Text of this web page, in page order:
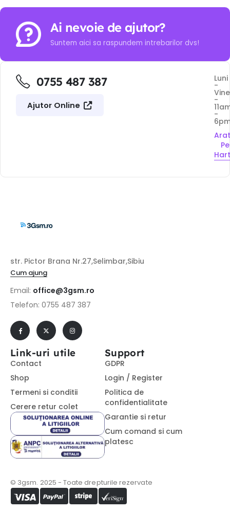
Ai nevoie de ajutor?
Suntem aici sa raspundem intrebarilor dvs!
0755 487 387
Ajutor Online
Luni
-
-
-
Pe
str. Pictor Brana Nr.27,Selimbar,Sibiu
Cum ajung
Email: office@3gsm.ro
Telefon: 0755 487 387
Link-uri utile
Contact
Shop
Termeni si conditii
Cerere retur colet
Support
GDPR
Login / Register
Politica de
confidentialitate
Garantie si retur
Cum comand si cum
platesc
© 3gsm. 2025 - Toate drepturile rezervate